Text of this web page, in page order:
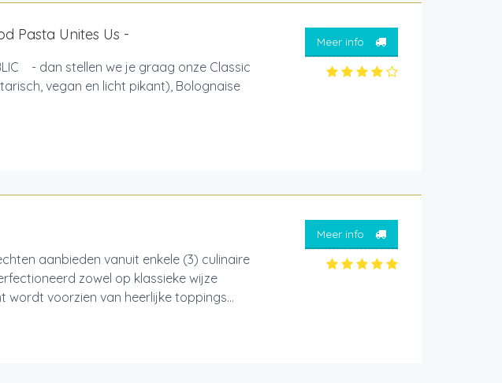
Pasta Unites Us -
- dan stellen we je graag onze Classic
vegan en licht pikant), Bolognaise
Meer info
aanbieden vanuit enkele (3) culinaire
zowel op klassieke wijze
wordt voorzien van heerlijke toppings...
Meer info